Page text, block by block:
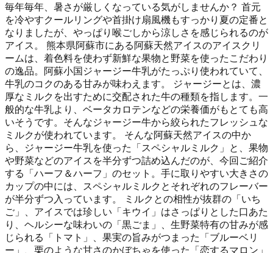
毎年毎年、暑さが厳しくなっている気がしませんか？ 首元
を冷やすクールリングや首掛け扇風機もすっかり夏の定番と
なりましたが、やっぱり喉ごしから涼しさを感じられるのが
アイス。 熊本県阿蘇市にある阿蘇天然アイスのアイスクリ
ームは、着色料を使わず新鮮な果物と野菜を使ったこだわり
の逸品。阿蘇小国ジャージー牛乳がたっぷり使われていて、
牛乳のコクのある甘みが味わえます。 ジャージーとは、濃
厚なミルクを出すために交配された牛の種類を指します。一
般的な牛乳より、ベータカロテンなどの栄養価がもとても高
いそうです。そんなジャージー牛から絞られたフレッシュな
ミルクが使われています。 そんな阿蘇天然アイスの中か
ら、ジャージー牛乳を使った「スペシャルミルク」と、果物
や野菜などのアイスを半分ずつ詰め込んだのが、今回ご紹介
する「ハーフ＆ハーフ」のセット。手に取りやすい大きさの
カップの中には、スペシャルミルクとそれぞれのフレーバー
が半分ずつ入っています。 ミルクとの相性が抜群の「いち
ご」、アイスでは珍しい「キウイ」はさっぱりとした口あた
り、ヘルシーな味わいの「黒ごま」、生野菜特有の甘みが感
じられる「トマト」、果実の旨みがつまった「ブルーベリ
ー」、栗のような甘さのかぼちゃを使った「恋するマロン」